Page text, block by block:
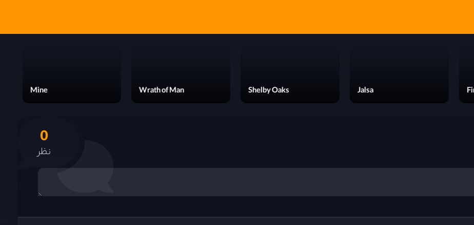
Shelby Oaks
Wrath of Man
Mine
Clear Cut
0
نظر